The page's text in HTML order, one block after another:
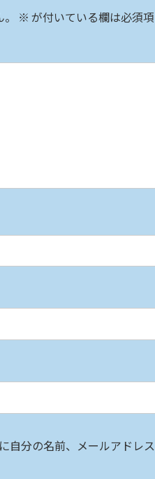
※ が付いている欄は必須
分の名前、メールアドレス